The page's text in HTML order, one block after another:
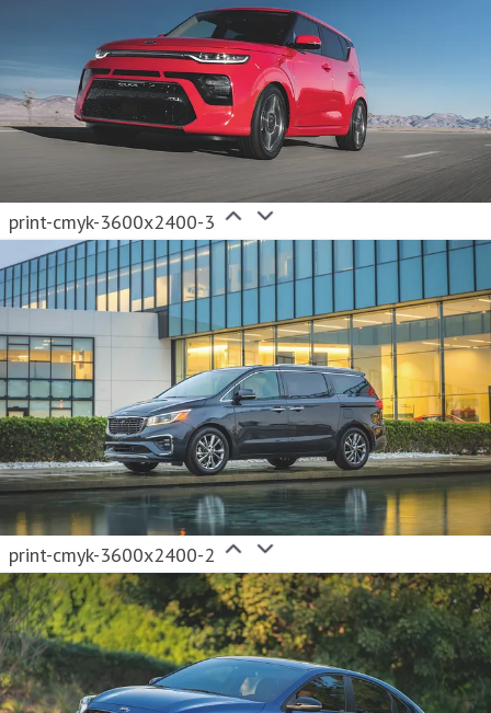
print-cmyk-3600x2400-3
print-cmyk-3600x2400-2